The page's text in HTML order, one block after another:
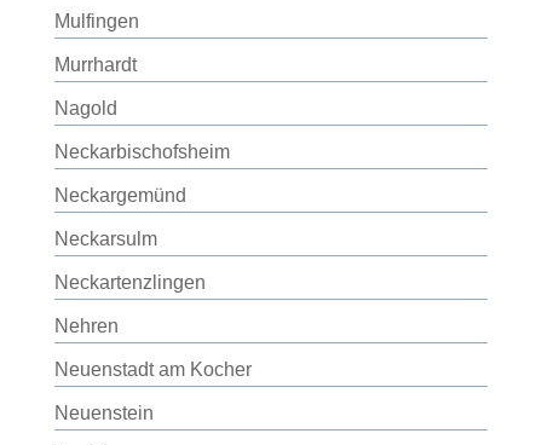
Mulfingen
Murrhardt
Nagold
Neckarbischofsheim
Neckargemünd
Neckarsulm
Neckartenzlingen
Nehren
Neuenstadt am Kocher
Neuenstein